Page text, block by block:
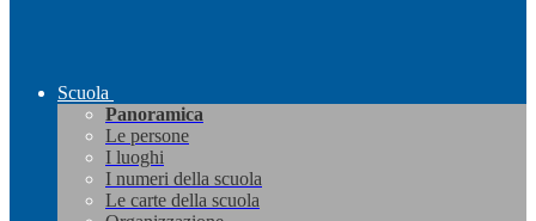
Scuola
Panoramica
Le persone
I luoghi
I numeri della scuola
Le carte della scuola